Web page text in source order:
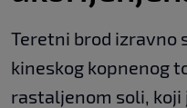
Teretni brod izravno
kineskog kopnenog
rastaljenom soli, koji